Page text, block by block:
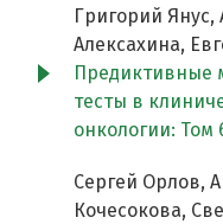
Григорий Янус,
Алексахина,
Предиктивные
тесты в
онкологии: Том
Сергей Орлов,
Кочесокова,